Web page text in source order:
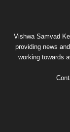
Vishwa Samvad
providing news
working towards